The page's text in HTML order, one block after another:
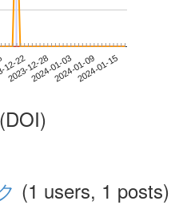
22
2023-12-282024-01-032024-01-092024-01-15
(1 users, 1 posts)